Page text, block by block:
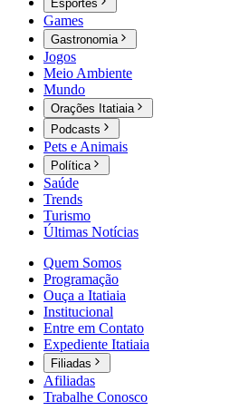
Esportes
Games
Gastronomia
Jogos
Meio Ambiente
Mundo
Orações Itatiaia
Podcasts
Pets e Animais
Política
Saúde
Trends
Turismo
Últimas Notícias
Quem Somos
Programação
Ouça a Itatiaia
Institucional
Entre em Contato
Expediente Itatiaia
Filiadas
Afiliadas
Trabalhe Conosco